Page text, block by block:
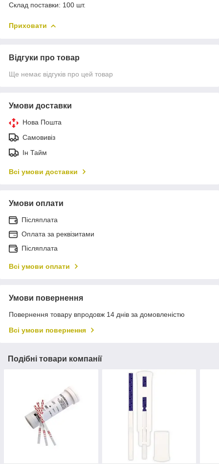
Склад поставки: 100 шт.
Приховати
Відгуки про товар
Ще немає відгуків про цей товар
Умови доставки
Нова Пошта
Самовивіз
Ін Тайм
Всі умови доставки
Умови оплати
Післяплата
Оплата за реквізитами
Післяплата
Всі умови оплати
Умови повернення
Повернення товару впродовж 14 днів за домовленістю
Всі умови повернення
Подібні товари компанії